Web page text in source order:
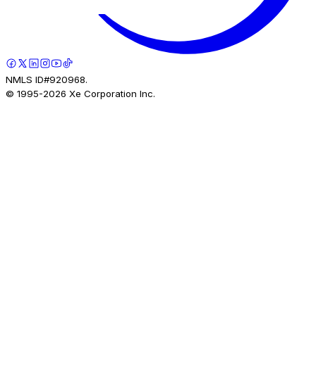
NMLS ID#920968.
© 1995-2026 Xe Corporation Inc.